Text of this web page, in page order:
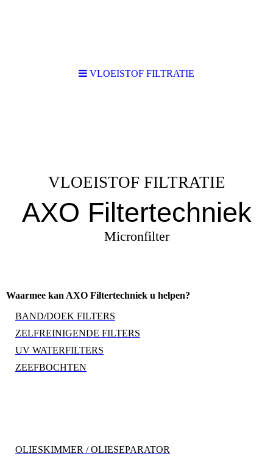
VLOEISTOF FILTRATIE
AXO Filtertechniek
Micronfilter
Waarmee kan AXO Filtertechniek u helpen?
BAND/DOEK FILTERS
ZELFREINIGENDE FILTERS
UV WATERFILTERS
ZEEFBOCHTEN
OLIESKIMMER / OLIESEPARATOR
VLOEISTOF FILTRATIE